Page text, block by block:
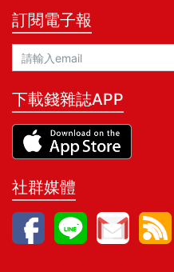
訂閱電子報
下載錢雜誌APP
社群媒體